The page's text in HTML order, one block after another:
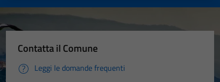
Contatta il Comune
Leggi le domande frequenti